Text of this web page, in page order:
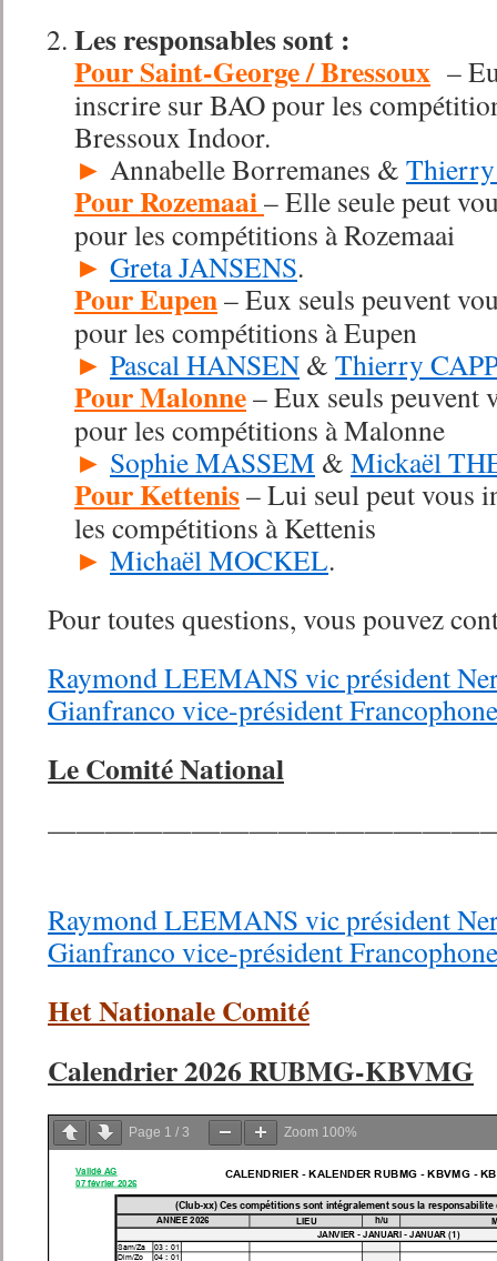
Les responsables sont :
Pour Saint-George / Bressoux –
inscrire sur BAO pour les
Bressoux Indoor.
► Annabelle Borremanes &
Pour Rozemaai– Elle seule peut
pour les compétitions à Rozemaai
► Greta JANSENS.
Pour Eupen– Eux seuls peuvent
pour les compétitions à Eupen
► Pascal HANSEN & Thierry
Pour Malonne– Eux seuls peuvent
pour les compétitions à Malonne
► Sophie MASSEM & Mickaël
Pour Kettenis– Lui seul peut vous
les compétitions à Kettenis
► Michaël MOCKEL.
Pour toutes questions, vous pouvez
Raymond LEEMANS vic président
Gianfranco vice-président
Le Comité National
Raymond LEEMANS vic président
Gianfranco vice-président
Het Nationale Comité
Calendrier 2026 RUBMG-KBVMG
Page 1 / 3 Zoom 100%